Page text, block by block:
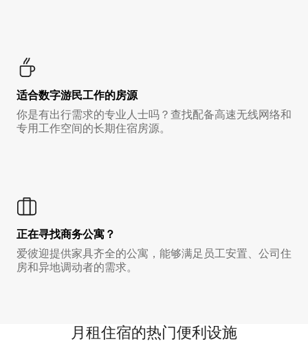
适合数字游民工作的房源
你是有出行需求的专业人士吗？查找配备高速无线网络和
专用工作空间的长期住宿房源。
正在寻找商务公寓？
爱彼迎提供家具齐全的公寓，能够满足员工安置、公司住
房和异地调动者的需求。
月租住宿的热门便利设施